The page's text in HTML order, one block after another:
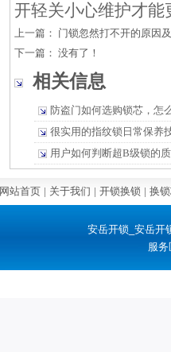
开轻关小心维护才
上一篇： 门锁忽然打不开的原因
下一篇： 没有了！
相关信息
防盗门如何选购锁芯，怎
很实用的指纹锁日常保养
用户如何判断超B级锁的
网站首页 | 关于我们 | 开锁换锁 | 换
安岳开锁_安岳开
服